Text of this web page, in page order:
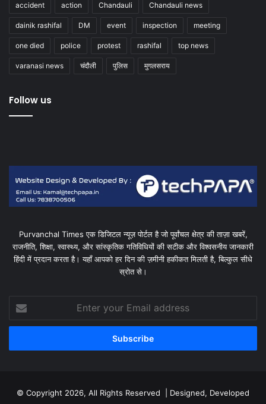
accident action Chandauli Chandauli news
dainik rashifal DM event inspection meeting
one died police protest rashifal top news
varanasi news चंदौली पुलिस मुगलसराय
Follow us
Purvanchal Times एक डिजिटल न्यूज़ पोर्टल है जो पूर्वांचल क्षेत्र की ताज़ा खबरें,
राजनीति, शिक्षा, स्वास्थ्य, और सांस्कृतिक गतिविधियों की सटीक और विश्वसनीय जानकारी
हिंदी में प्रदान करता है। यहाँ आपको हर दिन की ज़मीनी हकीकत मिलती है, बिल्कुल सीधे
स्रोत से।
your
Email
© Copyright 2026, All Rights Reserved | Designed, Developed